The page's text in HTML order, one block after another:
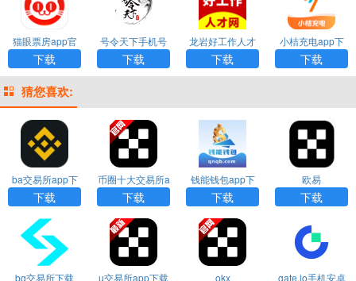
猫眼票房app官
网下载
下载
号令天下手机号
码测吉凶app下
载安装
下载
龙岩好工作人才
网app下载
下载
小桔充电app下
载
下载
猜您喜欢:
ba交易所app下
载
下载
币圈十大交易所a
pp下载
下载
钱能钱包app下
载安装
下载
欧易
下载
bg交易所下载 u交易所app下载 okx gate.io手机安卓